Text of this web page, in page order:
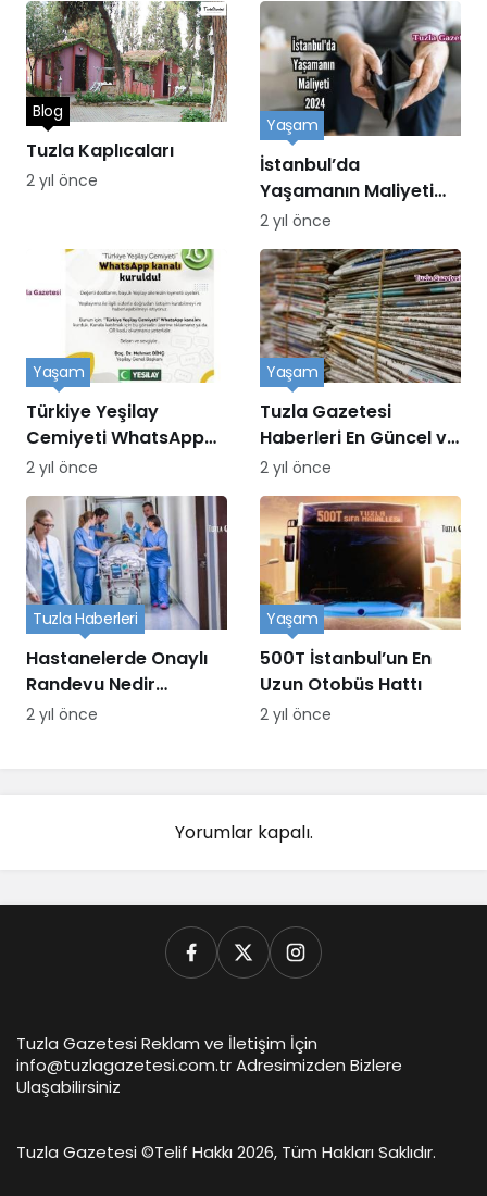
Tuzla Kaplıcaları
Blog
2 yıl önce
İstanbul’da
Yaşamanın Maliyeti
2024
Yaşam
2 yıl önce
Türkiye Yeşilay
Cemiyeti WhatsApp
Kanalı Kuruldu
Yaşam
2 yıl önce
Tuzla Gazetesi
Haberleri En Güncel ve
Doğru Bilgiler
Yaşam
2 yıl önce
Hastanelerde Onaylı
Randevu Nedir
MHRS’den Nasıl
Tuzla Haberleri
2 yıl önce
500T İstanbul’un En
Uzun Otobüs Hattı
Yaşam
2 yıl önce
Yorumlar kapalı.
Tuzla Gazetesi Reklam ve İletişim İçin
info@tuzlagazetesi.com.tr Adresimizden Bizlere
Ulaşabilirsiniz
Tuzla Gazetesi ©Telif Hakkı 2026, Tüm Hakları Saklıdır.